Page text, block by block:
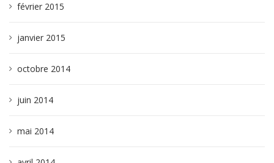
février 2015
janvier 2015
octobre 2014
juin 2014
mai 2014